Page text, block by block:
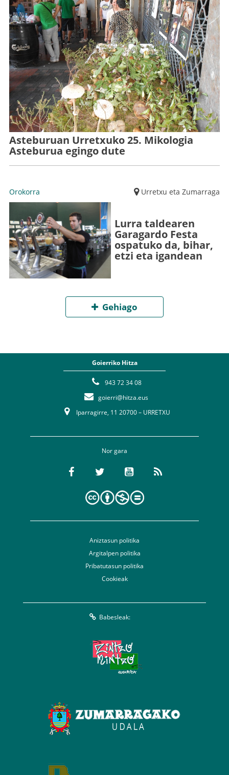
Asteburuan Urretxuko 25. Mikologia
Asteburua egingo dute
Orokorra Urretxu eta Zumarraga
Lurra taldearen
Garagardo Festa
ospatuko da, bihar,
etzi eta igandean
Gehiago
Goierriko Hitza
943 72 34 08
goierri@hitza.eus
Iparragirre, 11 20700 – URRETXU
Nor gara
Aniztasun politika
Argitalpen politika
Pribatutasun politika
Cookieak
Babesleak: